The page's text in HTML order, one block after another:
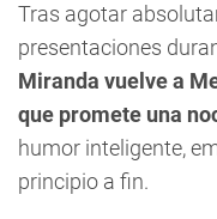
Tras agotar
presentaciones
Miranda vuelve a
que promete una
humor inteligente,
principio a fin.